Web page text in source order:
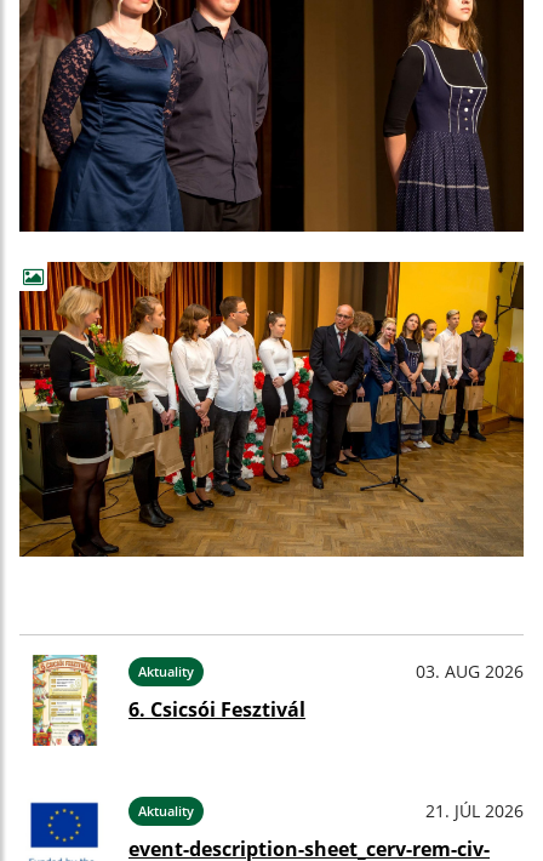
Aktuality 03. AUG 2026
6. Csicsói Fesztivál
Aktuality 21. JÚL 2026
event-description-sheet_cerv-rem-civ-